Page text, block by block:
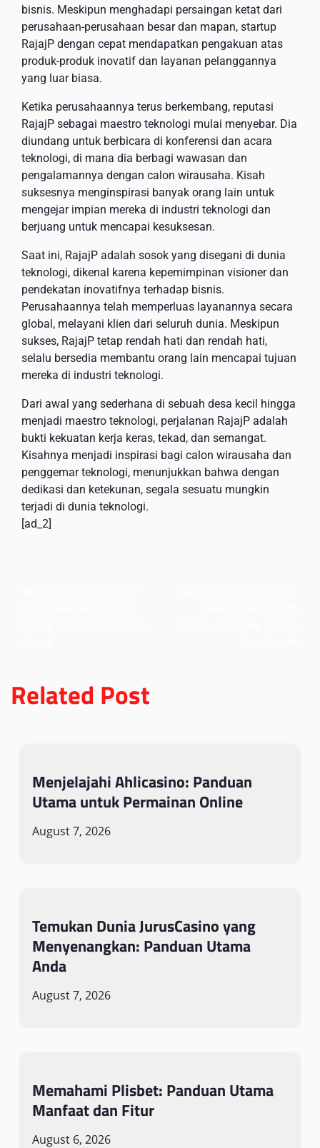
bisnis. Meskipun menghadapi persaingan ketat dari
perusahaan-perusahaan besar dan mapan, startup
RajajP dengan cepat mendapatkan pengakuan atas
produk-produk inovatif dan layanan pelanggannya
yang luar biasa.
Ketika perusahaannya terus berkembang, reputasi
RajajP sebagai maestro teknologi mulai menyebar. Dia
diundang untuk berbicara di konferensi dan acara
teknologi, di mana dia berbagi wawasan dan
pengalamannya dengan calon wirausaha. Kisah
suksesnya menginspirasi banyak orang lain untuk
mengejar impian mereka di industri teknologi dan
berjuang untuk mencapai kesuksesan.
Saat ini, RajajP adalah sosok yang disegani di dunia
teknologi, dikenal karena kepemimpinan visioner dan
pendekatan inovatifnya terhadap bisnis.
Perusahaannya telah memperluas layanannya secara
global, melayani klien dari seluruh dunia. Meskipun
sukses, RajajP tetap rendah hati dan rendah hati,
selalu bersedia membantu orang lain mencapai tujuan
mereka di industri teknologi.
Dari awal yang sederhana di sebuah desa kecil hingga
menjadi maestro teknologi, perjalanan RajajP adalah
bukti kekuatan kerja keras, tekad, dan semangat.
Kisahnya menjadi inspirasi bagi calon wirausaha dan
penggemar teknologi, menunjukkan bahwa dengan
dedikasi dan ketekunan, segala sesuatu mungkin
terjadi di dunia teknologi.
[ad_2]
Related Post
Menjelajahi Ahlicasino: Panduan
Utama untuk Permainan Online
August 7, 2026
Temukan Dunia JurusCasino yang
Menyenangkan: Panduan Utama
Anda
August 7, 2026
Memahami Plisbet: Panduan Utama
Manfaat dan Fitur
August 6, 2026